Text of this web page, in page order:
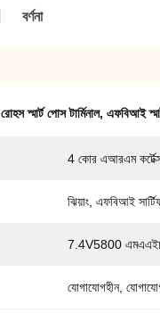
বর্ণনা
রোহস স্মার্ট পোস টার্মিনাল, এফবিআই
4 কোর এআরএম
ঝিয়াং, এফবিআই
7.4V5800
যোগাযোগহীন,